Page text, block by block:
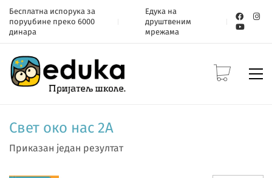
Бесплатна испорука за
поруџбине преко 6000
динара
Едука на
друштвеним
мрежама
Свет око нас 2А
Приказан један резултат